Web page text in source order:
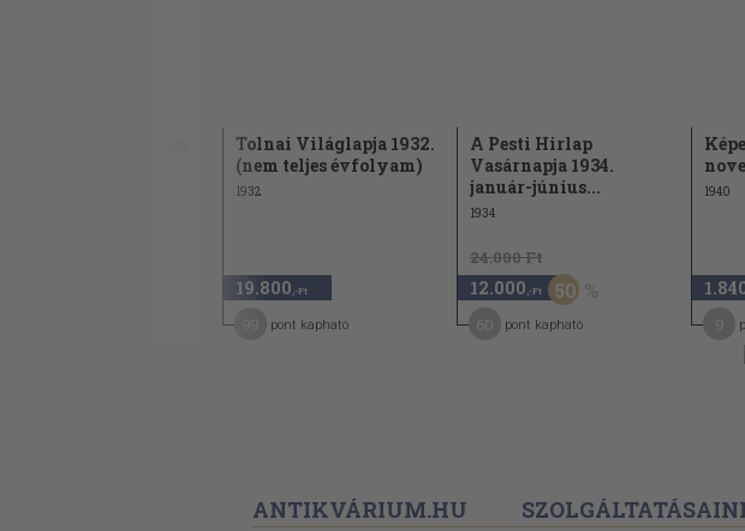
Tolnai Világlapja 1932.
(nem teljes évfolyam)
1932
19.800 ,-Ft
pont kapható
A Pesti Hirlap
Vasárnapja 1934.
január-június...
1934
24.000 Ft
12.000 ,-Ft 50
pont kapható
1940
ANTIKVÁRIUM.HU